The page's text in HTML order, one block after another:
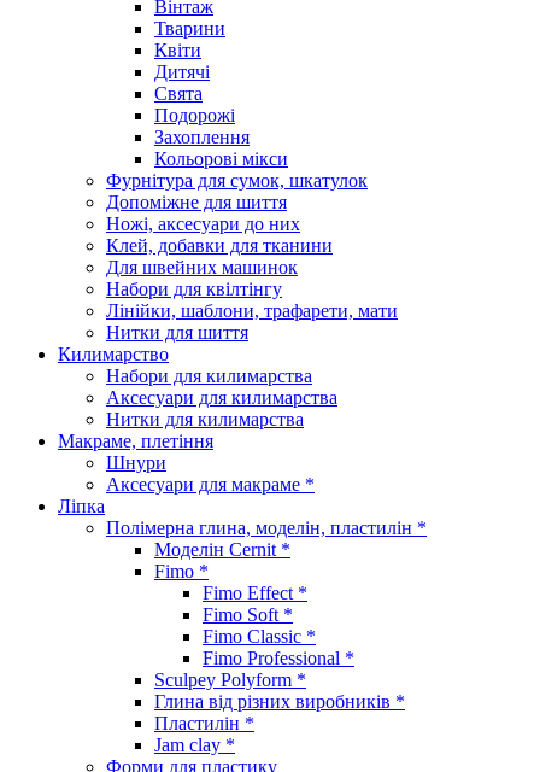
Вінтаж
Тварини
Квіти
Дитячі
Свята
Подорожі
Захоплення
Кольорові мікси
Фурнітура для сумок, шкатулок
Допоміжне для шиття
Ножі, аксесуари до них
Клей, добавки для тканини
Для швейних машинок
Набори для квілтінгу
Лінійки, шаблони, трафарети, мати
Нитки для шиття
Килимарство
Набори для килимарства
Аксесуари для килимарства
Нитки для килимарства
Макраме, плетіння
Шнури
Аксесуари для макраме *
Ліпка
Полімерна глина, моделін, пластилін *
Моделін Cernit *
Fimo *
Fimo Effect *
Fimo Soft *
Fimo Classic *
Fimo Professional *
Sculpey Polyform *
Глина від різних виробників *
Пластилін *
Jam clay *
Форми для пластику